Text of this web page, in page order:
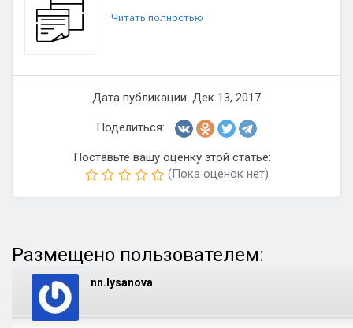
Читать полностью
Дата публикации: Дек 13, 2017
Поделиться:
Поставьте вашу оценку этой статье:
(Пока оценок нет)
Размещено пользователем:
nn.lysanova